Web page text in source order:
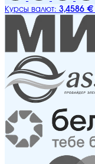
Курсы валют: 3,4586 €